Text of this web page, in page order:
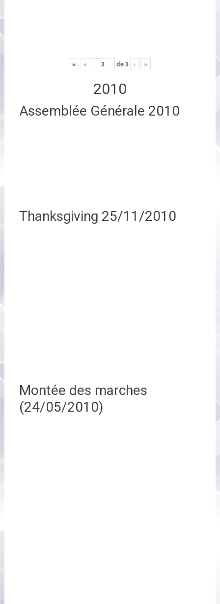
« ‹ de3 › »
2010
Assemblée Générale 2010
Thanksgiving 25/11/2010
Montée des marches
(24/05/2010)